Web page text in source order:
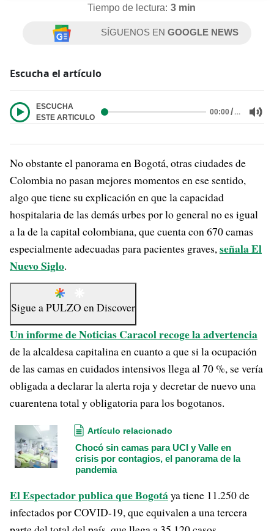
Tiempo de lectura: 3 min
SÍGUENOS ENGOOGLE NEWS
Escucha el artículo
ESCUCHA
ESTE ARTICULO
00:00/…
No obstante el panorama en Bogotá, otras ciudades de
Colombia no pasan mejores momentos en ese sentido,
algo que tiene su explicación en que la capacidad
hospitalaria de las demás urbes por lo general no es igual
a la de la capital colombiana, que cuenta con 670 camas
especialmente adecuadas para pacientes graves,señala El
Nuevo Siglo.
Sigue aPULZO enDiscover
Un informe de Noticias Caracol recoge la advertencia
de la alcaldesa capitalina en cuanto a que si la ocupación
de las camas en cuidados intensivos llega al 70 %, se vería
obligada a declarar la alerta roja y decretar de nuevo una
cuarentena total y obligatoria para los bogotanos.
Artículo relacionado
Chocó sin camas para UCI y Valle en
crisis por contagios, el panorama de la
pandemia
El Espectador publica que Bogotáya tiene 11.250 de
infectados por COVID-19, que equivalen a una tercera